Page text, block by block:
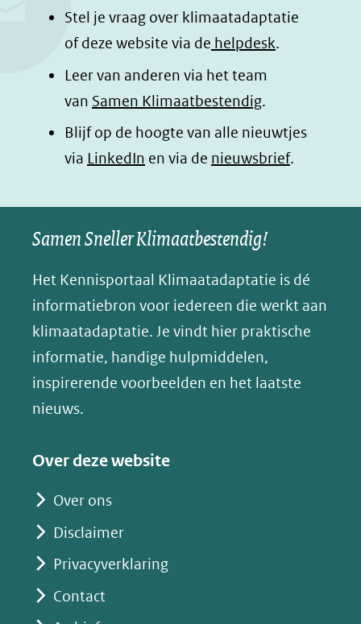
o
o
(opent
in
nieuw
venster)
naar
een
website)
d
I
(opent
in
nieuw
venster)
naar
een
website)
a
p
(opent
in
nieuw
venster)
naar
een
website)
l
e
o
p
B
l
e
s
y
(opent
in
nieuw
venster)
Stel je vraag over klimaatadaptatie
of deze website via de helpdesk.
Leer van anderen via het team
van Samen Klimaatbestendig.
Blijf op de hoogte van alle nieuwtjes
via LinkedIn (opent
nieuw
venster)
naar
een
andere
website)
en via de nieuwsbrief.
Samen Sneller Klimaatbestendig!
Het Kennisportaal Klimaatadaptatie is dé
informatiebron voor iedereen die werkt aan
klimaatadaptatie. Je vindt hier praktische
informatie, handige hulpmiddelen,
inspirerende voorbeelden en het laatste
nieuws.
Over deze website
Over ons
Disclaimer
Privacyverklaring
Contact